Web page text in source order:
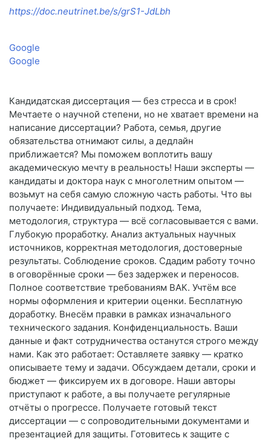
https://doc.neutrinet.be/s/grS1-JdLbh
Google
Google
Кандидатская диссертация — без стресса и в срок!
Мечтаете о научной степени, но не хватает времени на
написание диссертации? Работа, семья, другие
обязательства отнимают силы, а дедлайн
приближается? Мы поможем воплотить вашу
академическую мечту в реальность! Наши эксперты —
кандидаты и доктора наук с многолетним опытом —
возьмут на себя самую сложную часть работы. Что вы
получаете: Индивидуальный подход. Тема,
методология, структура — всё согласовывается с вами.
Глубокую проработку. Анализ актуальных научных
источников, корректная методология, достоверные
результаты. Соблюдение сроков. Сдадим работу точно
в оговорённые сроки — без задержек и переносов.
Полное соответствие требованиям ВАК. Учтём все
нормы оформления и критерии оценки. Бесплатную
доработку. Внесём правки в рамках изначального
технического задания. Конфиденциальность. Ваши
данные и факт сотрудничества останутся строго между
нами. Как это работает: Оставляете заявку — кратко
описываете тему и задачи. Обсуждаем детали, сроки и
бюджет — фиксируем их в договоре. Наши авторы
приступают к работе, а вы получаете регулярные
отчёты о прогрессе. Получаете готовый текст
диссертации — с сопроводительными документами и
презентацией для защиты. Готовитесь к защите с